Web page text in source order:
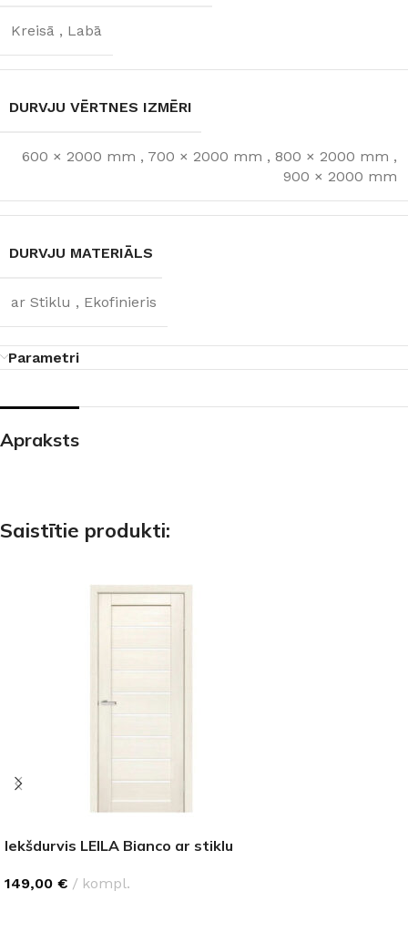
Kreisā , Labā
DURVJU VĒRTNES IZMĒRI
600 × 2000 mm , 700 × 2000 mm , 800 × 2000 mm ,
900 × 2000 mm
DURVJU MATERIĀLS
ar Stiklu , Ekofinieris
Parametri
Apraksts
Saistītie produkti:
Iekšdurvis LEILA Bianco ar stiklu
149,00 € kompl.